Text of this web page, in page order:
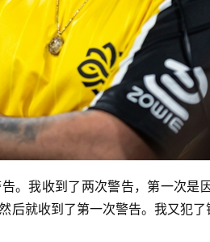
。我收到了两次警告，第一次是
后就收到了第一次警告。我又犯